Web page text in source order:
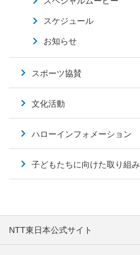
スケジュール
お知らせ
スポーツ協賛
文化活動
ハローインフォメーション
子どもたちに向けた取り組み
NTT東日本公式サイト